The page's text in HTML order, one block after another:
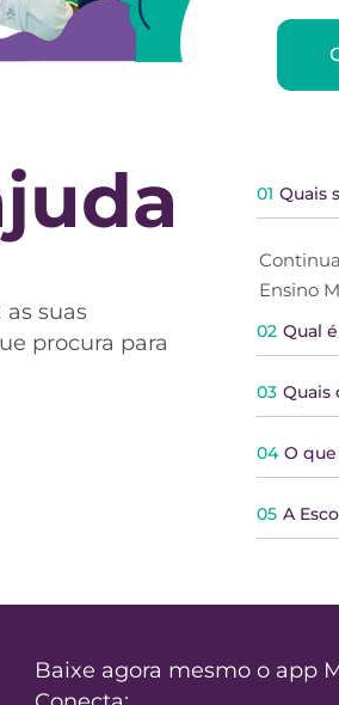
suas
procura para
01 Quais
Ensino
02 Qual
03 Quais
04 O
05 A
Baixe agora mesmo o app